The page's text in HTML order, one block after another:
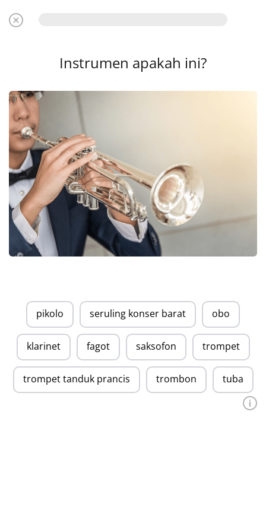
Instrumen apakah ini?
pikolo seruling konser barat obo
klarinet fagot saksofon trompet
trompet tanduk prancis trombon tuba